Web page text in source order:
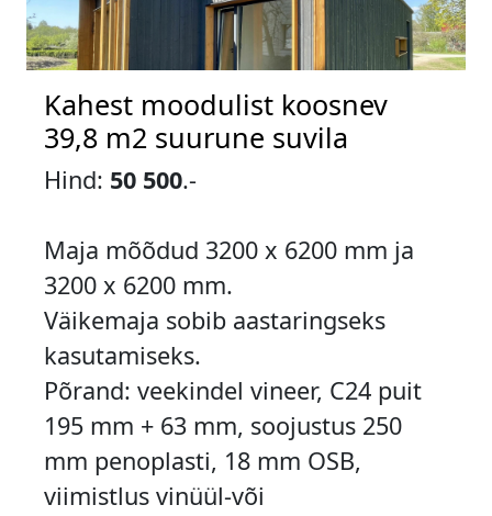
Kahest moodulist koosnev
39,8 m2 suurune suvila
Hind: 50 500.-
Maja mõõdud 3200 x 6200 mm ja
3200 x 6200 mm.
Väikemaja sobib aastaringseks
kasutamiseks.
Põrand: veekindel vineer, C24 puit
195 mm + 63 mm, soojustus 250
mm penoplasti, 18 mm OSB,
viimistlus vinüül-või